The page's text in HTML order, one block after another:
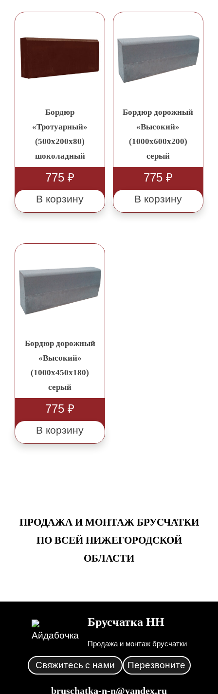
Бордюр
«Тротуарный»
(500х200х80)
шоколадный
775₽
В корзину
Бордюр дорожный
«Высокий»
(1000х600х200)
серый
775 ₽
В корзину
Бордюр дорожный
«Высокий»
(1000х450х180)
серый
775₽
В корзину
ПРОДАЖА И МОНТАЖ БРУСЧАТКИ
ПО ВСЕЙ НИЖЕГОРОДСКОЙ
ОБЛАСТИ
Брусчатка НН
Продажа и монтаж брусчатки
Свяжитесь с нами Перезвоните
bruschatka-n-n@yandex.ru